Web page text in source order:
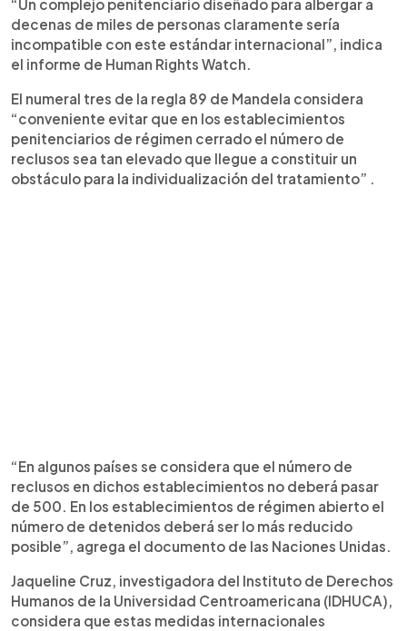
“Un complejo penitenciario diseñado para albergar a
decenas de miles de personas claramente sería
incompatible con este estándar internacional”, indica
el informe de Human Rights Watch.
El numeral tres de la regla 89 de Mandela considera
“conveniente evitar que en los establecimientos
penitenciarios de régimen cerrado el número de
reclusos sea tan elevado que llegue a constituir un
obstáculo para la individualización del tratamiento” .
“En algunos países se considera que el número de
reclusos en dichos establecimientos no deberá pasar
de 500. En los establecimientos de régimen abierto el
número de detenidos deberá ser lo más reducido
posible”, agrega el documento de las Naciones Unidas.
Jaqueline Cruz, investigadora del Instituto de Derechos
Humanos de la Universidad Centroamericana (IDHUCA),
considera que estas medidas internacionales